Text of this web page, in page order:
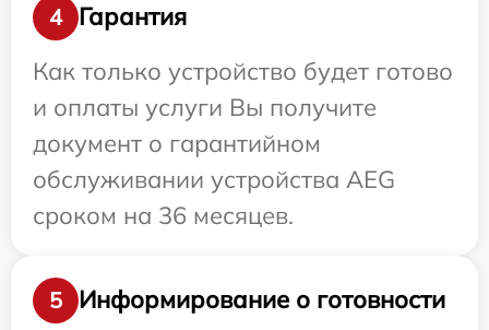
4
Гарантия
Как только устройство будет готово
и оплаты услуги Вы получите
документ о гарантийном
обслуживании устройства AEG
сроком на 36 месяцев.
5
Информирование о готовности